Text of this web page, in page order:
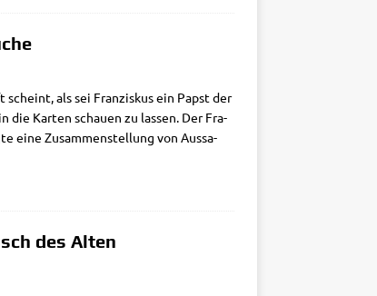
als sei Fran­zis­kus ein Papst der
die Kar­ten schau­en zu las­sen. Der Fra­
eine Zusam­men­stel­lung von Aus­sa­
des Alten